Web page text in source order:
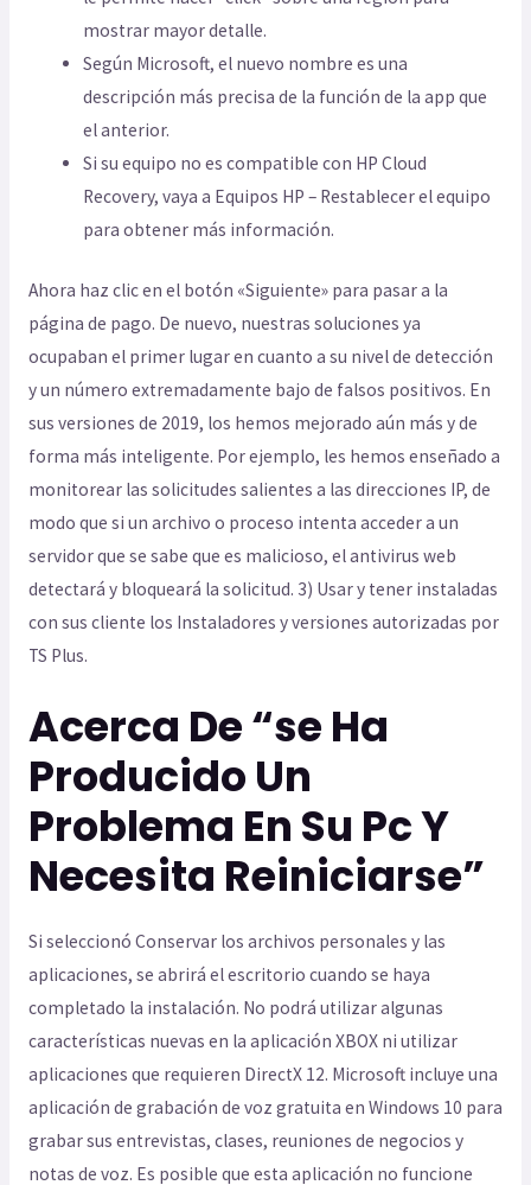
mostrar mayor detalle.
Según Microsoft, el nuevo nombre es una
descripción más precisa de la función de la app que
el anterior.
Si su equipo no es compatible con HP Cloud
Recovery, vaya a Equipos HP – Restablecer el equipo
para obtener más información.
Ahora haz clic en el botón «Siguiente» para pasar a la
página de pago. De nuevo, nuestras soluciones ya
ocupaban el primer lugar en cuanto a su nivel de detección
y un número extremadamente bajo de falsos positivos. En
sus versiones de 2019, los hemos mejorado aún más y de
forma más inteligente. Por ejemplo, les hemos enseñado a
monitorear las solicitudes salientes a las direcciones IP, de
modo que si un archivo o proceso intenta acceder a un
servidor que se sabe que es malicioso, el antivirus web
detectará y bloqueará la solicitud. 3) Usar y tener instaladas
con sus cliente los Instaladores y versiones autorizadas por
TS Plus.
Acerca De “se Ha
Producido Un
Problema En Su Pc Y
Necesita Reiniciarse”
Si seleccionó Conservar los archivos personales y las
aplicaciones, se abrirá el escritorio cuando se haya
completado la instalación. No podrá utilizar algunas
características nuevas en la aplicación XBOX ni utilizar
aplicaciones que requieren DirectX 12. Microsoft incluye una
aplicación de grabación de voz gratuita en Windows 10 para
grabar sus entrevistas, clases, reuniones de negocios y
notas de voz. Es posible que esta aplicación no funcione